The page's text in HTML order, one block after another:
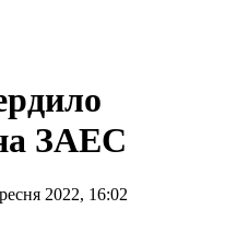
ЗАЕС
2022, 16:02